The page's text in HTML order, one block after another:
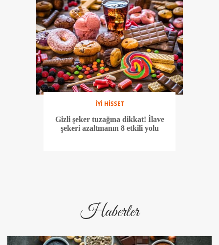
İYİ HİSSET
Gizli şeker tuzağına dikkat! İlave
şekeri azaltmanın 8 etkili yolu
Haberler